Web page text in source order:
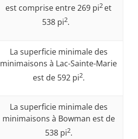
est comprise entre 269 pi2 et
538 pi2.
La superficie minimale des
minimaisons à Lac-Sainte-Marie
est de 592 pi2.
La superficie minimale des
minimaisons à Bowman est de
538 pi2.